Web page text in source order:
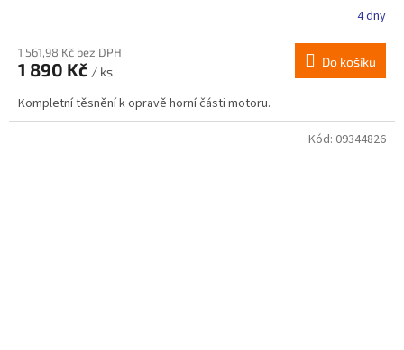
4 dny
1 561,98 Kč bez DPH
1 890 Kč / ks
Do košíku
Kompletní těsnění k opravě horní části motoru.
Kód: 09344826